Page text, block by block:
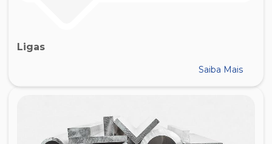
Ligas
Saiba Mais